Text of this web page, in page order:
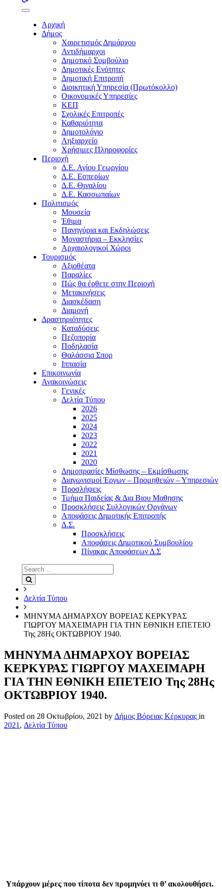
buttons
Αρχική
Δήμος
Χαιρετισμός Δημάρχου
Αντιδήμαρχοι
Δημοτικό Συμβούλιο
Δημοτικές Ενότητες
Δημοτική Επιτροπή
Διοικητική Υπηρεσία (Πρωτόκολλο)
Οικονομικές Υπηρεσίες
ΚΕΠ
Σχολικές Επιτροπές
Καθαριότητα
Δημοτολόγιο
Ληξιαρχείο
Χρήσιμες Πληροφορίες
Περιοχή
Δ.Ε. Αγίου Γεωργίου
Δ.Ε. Εσπερίων
Δ.Ε. Θιναλίου
Δ.Ε. Κασσωπαίων
Πολιτισμός
Μουσεία
Έθιμα
Πανηγύρια και Εκδηλώσεις
Μοναστήρια – Εκκλησίες
Αρχαιολογικοί Χώροι
Τουρισμός
Αξιοθέατα
Παραλίες
Πώς θα έρθετε στην Περιοχή
Μετακινήσεις
Διασκέδαση
Διαμονή
Δραστηριότητες
Καταδύσεις
Πεζοπορία
Ποδηλασία
Θαλάσσια Σπορ
Ιππασία
Επικοινωνία
Ανακοινώσεις
Γενικές
Δελτία Τύπου
2026
2025
2024
2023
2022
2021
2020
Δημοπρασίες Μίσθωσης – Εκμίσθωσης
Διαγωνισμοί Έργων – Προμηθειών – Υπηρεσιών
Προσλήψεις
Τμήμα Παιδείας & Δια Βιου Μαθησης
Προσκλήσεις Συλλογικών Οργάνων
Αποφάσεις Δημοτικής Επιτροπής
Δ.Σ.
Προσκλήσεις
Αποφάσεις Δημοτικού Συμβουλίου
Πίνακας Αποφάσεων Δ.Σ
Search
for:
Δελτία Τύπου
ΜΗΝΥΜΑ ΔΗΜΑΡΧΟΥ ΒΟΡΕΙΑΣ ΚΕΡΚΥΡΑΣ
ΓΙΩΡΓΟΥ ΜΑΧΕΙΜΑΡΗ ΓΙΑ ΤΗΝ ΕΘΝΙΚΗ ΕΠΕΤΕΙΟ
Της 28Ης ΟΚΤΩΒΡΙΟΥ 1940.
ΜΗΝΥΜΑ ΔΗΜΑΡΧΟΥ ΒΟΡΕΙΑΣ
ΚΕΡΚΥΡΑΣ ΓΙΩΡΓΟΥ ΜΑΧΕΙΜΑΡΗ
ΓΙΑ ΤΗΝ ΕΘΝΙΚΗ ΕΠΕΤΕΙΟ Της 28Ης
ΟΚΤΩΒΡΙΟΥ 1940.
Posted on 28 Οκτωβρίου, 2021 by Δήμος Βόρειας Κέρκυρας in
2021 , Δελτία Τύπου
Υπάρχουν μέρες που τίποτα δεν προμηνύει τι θ’ ακολουθήσει.